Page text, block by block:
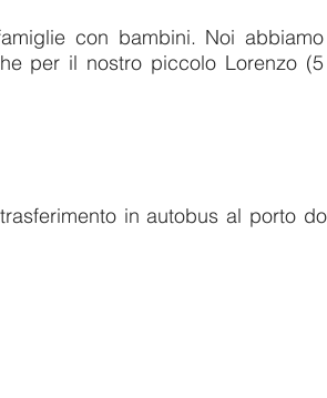
con bambini. Noi
per il nostro piccolo Lorenzo
in autobus al porto